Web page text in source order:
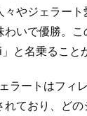
々やジェラー
いで優勝。こ
と名乗ること
ラートはフィ
ており、どの